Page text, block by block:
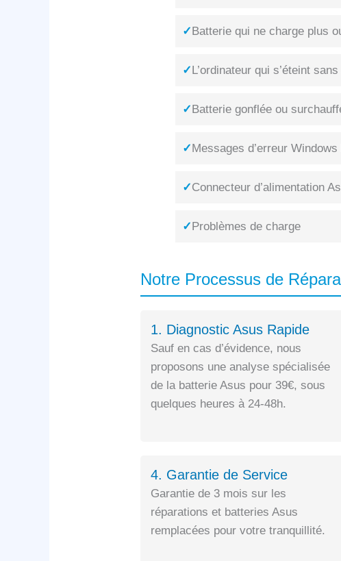
✓Batterie qui ne charge plus
✓L’ordinateur qui s’éteint
✓Batterie gonflée ou
✓Messages d’erreur
✓Connecteur d’alimentation
✓Problèmes de charge
Notre Processus de
1. Diagnostic Asus Rapide
Sauf en cas d’évidence, nous
proposons une analyse spécialisée
de la batterie Asus pour 39€, sous
quelques heures à 24-48h.
4. Garantie de Service
Garantie de 3 mois sur les
réparations et batteries Asus
remplacées pour votre tranquillité.